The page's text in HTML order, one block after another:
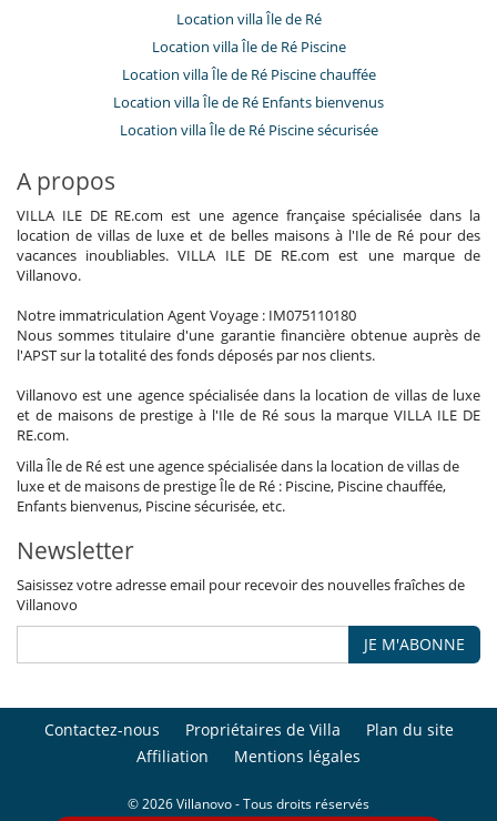
Location villa Île de Ré
Location villa Île de Ré Piscine
Location villa Île de Ré Piscine chauffée
Location villa Île de Ré Enfants bienvenus
Location villa Île de Ré Piscine sécurisée
A propos
VILLA ILE DE RE.com est une agence française spécialisée dans la
location de villas de luxe et de belles maisons à l'Ile de Ré pour des
vacances inoubliables. VILLA ILE DE RE.com est une marque de
Villanovo.
Notre immatriculation Agent Voyage : IM075110180
Nous sommes titulaire d'une garantie financière obtenue auprès de
l'APST sur la totalité des fonds déposés par nos clients.
Villanovo est une agence spécialisée dans la location de villas de luxe
et de maisons de prestige à l'Ile de Ré sous la marque VILLA ILE DE
RE.com.
Villa Île de Ré est une agence spécialisée dans la location de villas de
luxe et de maisons de prestige Île de Ré : Piscine, Piscine chauffée,
Enfants bienvenus, Piscine sécurisée, etc.
Newsletter
Saisissez votre adresse email pour recevoir des nouvelles fraîches de
Villanovo
JE M'ABONNE
Contactez-nous Propriétaires de Villa
Plan du site
Affiliation
Mentions légales
© 2026 Villanovo - Tous droits réservés